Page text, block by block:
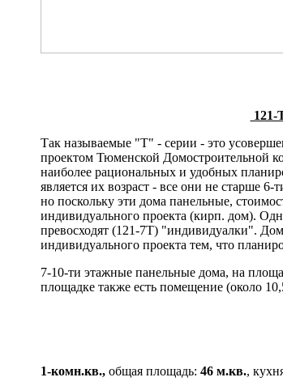
121-
Так называемые "Т" - серии - это
проектом Тюменской Домостроительной
наиболее рациональных и удобных
является их возраст - все они не старше
но поскольку эти дома панельные,
индивидуального проекта (кирп. дом).
превосходят (121-7Т) "индивидуалки".
индивидуального проекта тем, что
7-10-ти этажные панельные дома, на
площадке также есть помещение (около
1-комн.кв., общая площадь: 46 м.кв.,